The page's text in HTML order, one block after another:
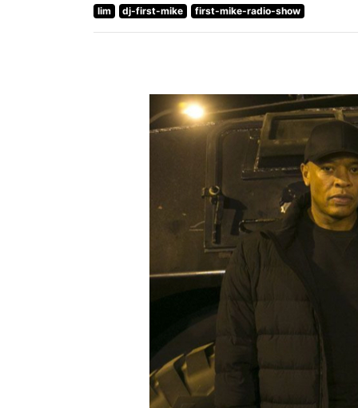
lim dj-first-mike first-mike-radio-show